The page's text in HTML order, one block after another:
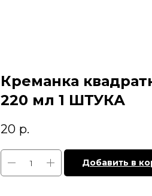
Креманка
220 мл 1 ШТУКА
20 р.
Добавить в